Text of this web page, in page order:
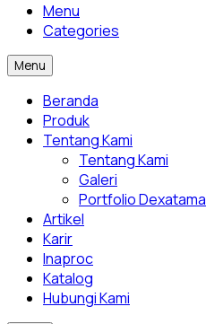
Menu
Categories
Menu
Beranda
Produk
Tentang Kami
Tentang Kami
Galeri
Portfolio Dexatama
Artikel
Karir
Inaproc
Katalog
Hubungi Kami